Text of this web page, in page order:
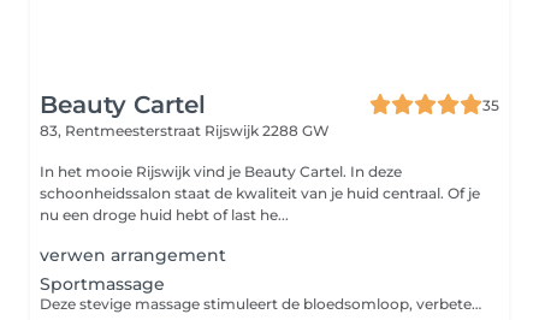
Beauty Cartel
35
83, Rentmeesterstraat Rijswijk 2288 GW
In het mooie Rijswijk vind je Beauty Cartel. In deze
schoonheidssalon staat de kwaliteit van je huid centraal. Of je
nu een droge huid hebt of last he...
verwen arrangement
Sportmassage
Deze stevige massage stimuleert de bloedsomloop, verbetert de conditie van de spieren en zorgt voor meer flexibiliteit. Dankzij een sportmassage kunnen blessures zowel behandeld als voorkomen worden.